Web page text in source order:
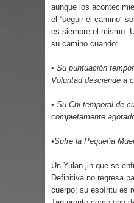
aunque los
el “seguir el camino”
es siempre el mismo.
su camino cuando:
• Su puntuación
Voluntad desciende a
• Su Chi temporal de
completamente
•Sufre la Pequeña
Un Yulan-jin que se
Definitiva no regresa
cuerpo; su espíritu es